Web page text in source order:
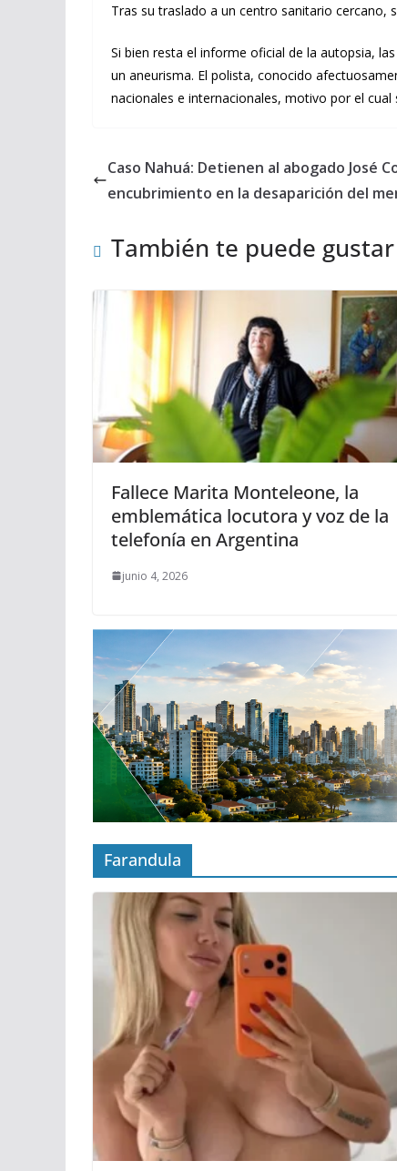
Tras su traslado a un centro sanitario cercano,
Si bien resta el informe oficial de la autopsia,
un aneurisma. El polista, conocido
nacionales e internacionales, motivo por el
Caso Nahuá: Detienen al abogado José
encubrimiento en la desaparición del
También te puede gustar
Fallece Marita Monteleone, la
emblemática locutora y voz de la
telefonía en Argentina
junio 4, 2026
Farandula